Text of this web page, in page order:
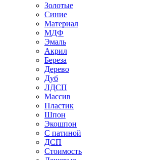
Золотые
Синие
Материал
МДФ
Эмаль
Акрил
Береза
Дерево
Дуб
ЛДСП
Массив
Пластик
Шпон
Экошпон
С патиной
ДСП
Стоимость